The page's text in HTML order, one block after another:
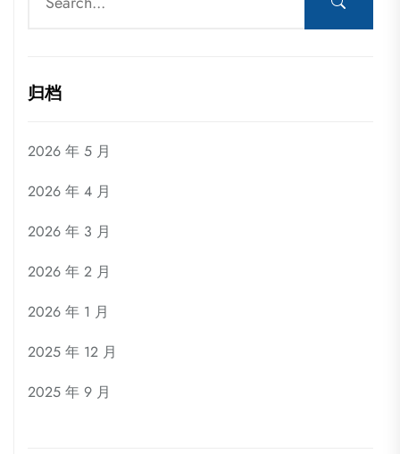
归档
2026 年 5 月
2026 年 4 月
2026 年 3 月
2026 年 2 月
2026 年 1 月
2025 年 12 月
2025 年 9 月